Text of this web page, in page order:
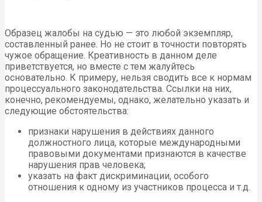
Как написать жалобу? Несмотря на то, что подобного
рода обращения имеют нестандартный характер, для них
не определена унифицированная форма составления.
Согласно Положению Президиума Совета судей, такие
жалобы должны быть составлены с учетом правил
написания любого другого официального обращения.
необходимо указать следующие сведения:
наименование органа или должностного лица,
которому подается жалоба;
Ф.И.О. лица, подающего жалобу или реквизиты
организации, если жалобщиком выступает